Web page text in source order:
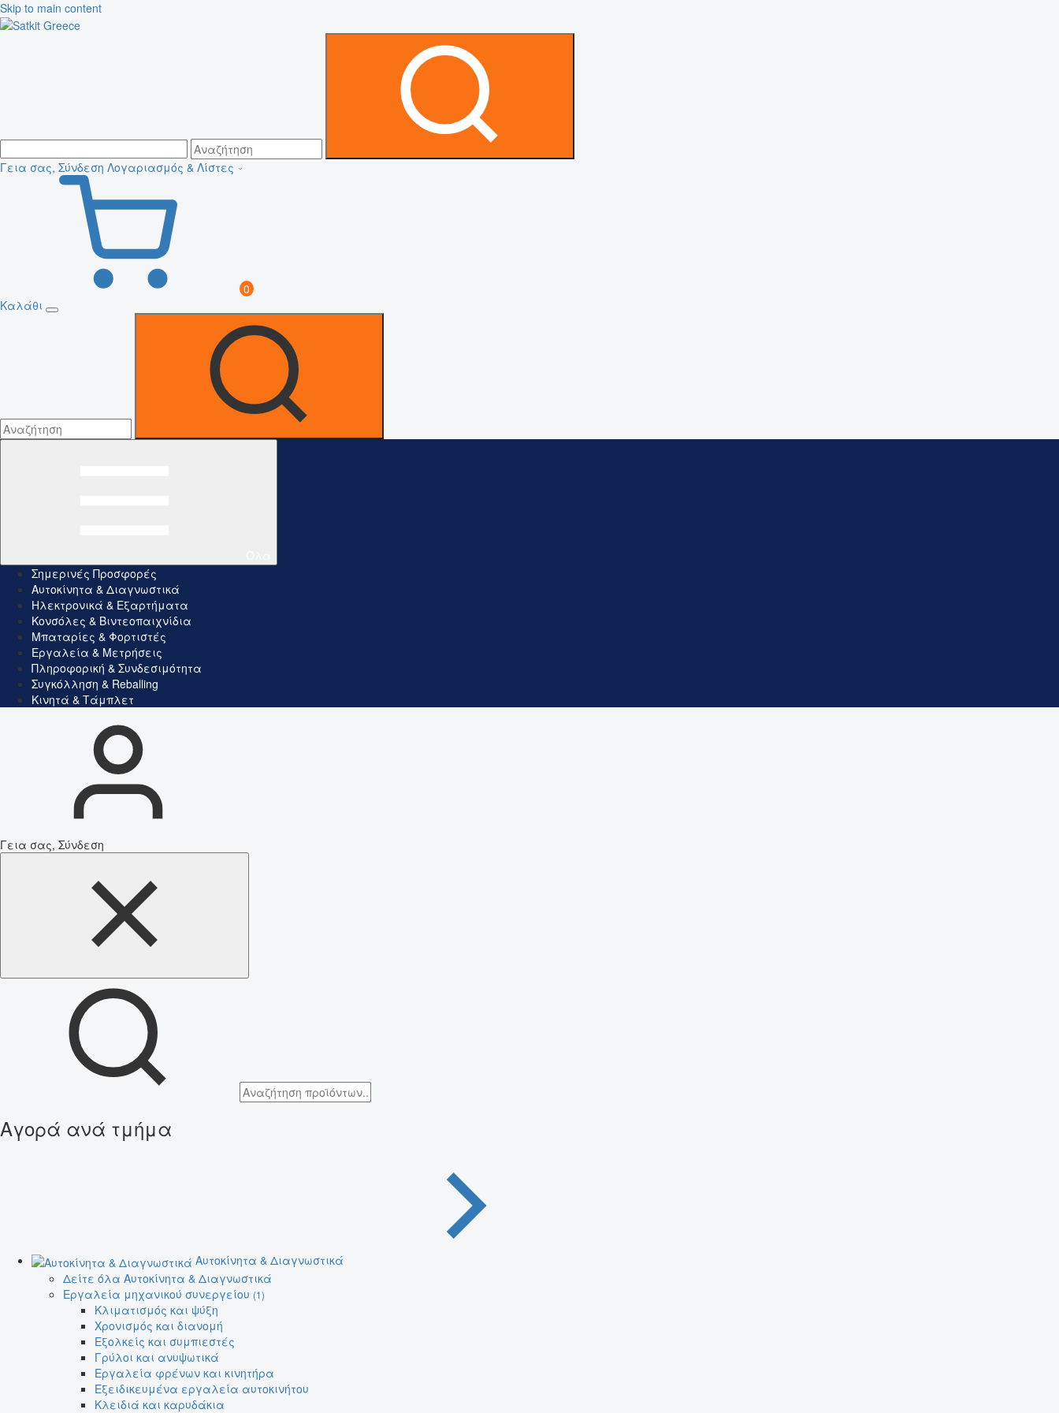
Skip to main content
Γεια σας, Σύνδεση Λογαριασμός & Λίστες
0
Καλάθι
Σημερινές Προσφορές
Αυτοκίνητα & Διαγνωστικά
Ηλεκτρονικά & Εξαρτήματα
Κονσόλες & Βιντεοπαιχνίδια
Μπαταρίες & Φορτιστές
Εργαλεία & Μετρήσεις
Πληροφορική & Συνδεσιμότητα
Συγκόλληση & Reballing
Κινητά & Τάμπλετ
Γεια σας, Σύνδεση
Αγορά ανά τμήμα
Αυτοκίνητα & Διαγνωστικά
Δείτε όλα Αυτοκίνητα & Διαγνωστικά
Εργαλεία μηχανικού συνεργείου (1)
Κλιματισμός και ψύξη
Χρονισμός και διανομή
Εξολκείς και συμπιεστές
Γρύλοι και ανυψωτικά
Εργαλεία φρένων και κινητήρα
Εξειδικευμένα εργαλεία αυτοκινήτου
Κλειδιά και καρυδάκια